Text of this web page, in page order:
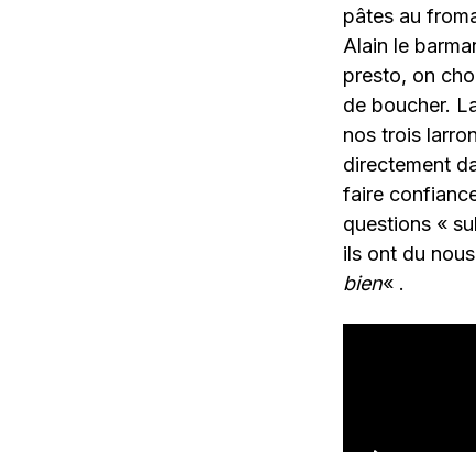
pâtes au
Alain le
presto, on
de boucher.
nos trois
directement
faire
questions «
ils ont du
bien« .